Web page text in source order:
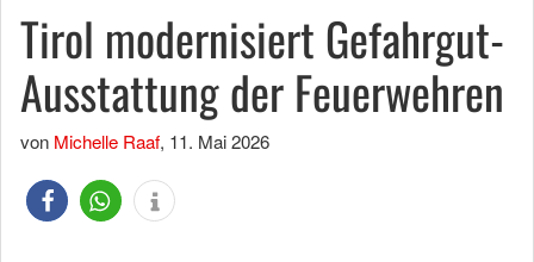
Tirol modernisiert Gefahrgut-
Ausstattung der Feuerwehren
von Michelle Raaf, 11. Mai 2026